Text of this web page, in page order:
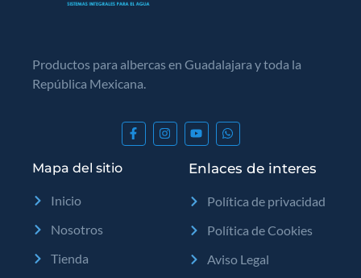
Productos para albercas en Guadalajara y toda la
República Mexicana.
Mapa del sitio
Inicio
Nosotros
Tienda
Enlaces de interes
Política de privacidad
Política de Cookies
Aviso Legal